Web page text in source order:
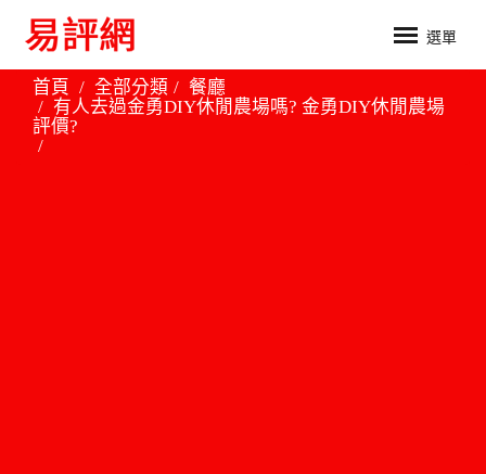
選單
首頁 全部分類
餐廳
有人去過金勇DIY休閒農場嗎? 金勇DIY休閒農場
評價?